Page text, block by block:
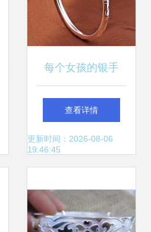
每个女孩的银手
镯，藏着生活给予
的温柔鎏光
查看详情
更新时间：2026-08-06
19:46:45